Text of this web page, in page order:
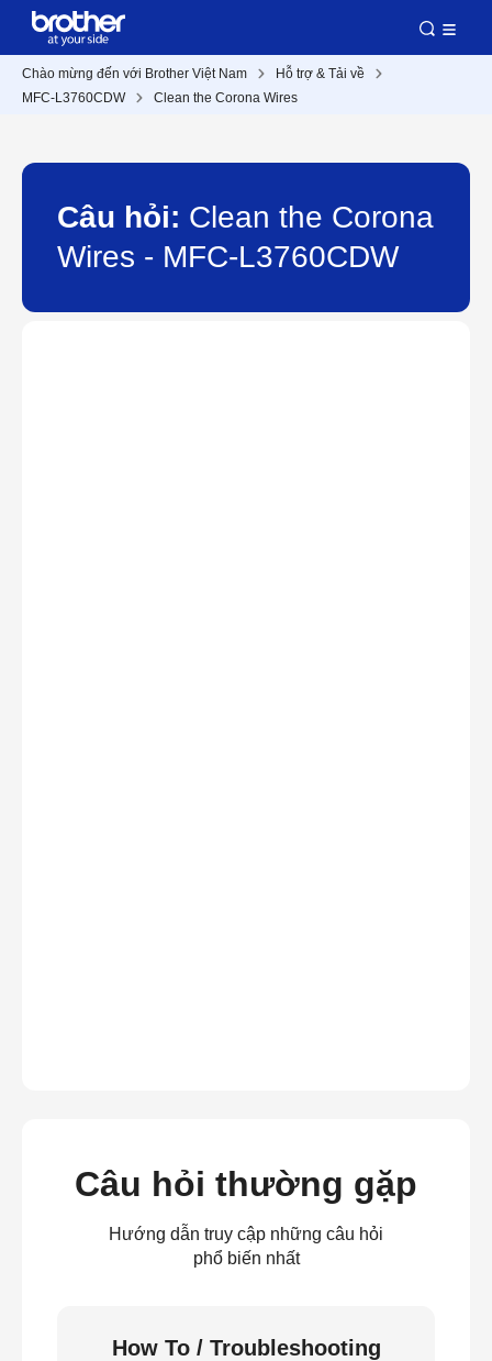
Chào mừng đến với Brother Việt Nam
Hỗ trợ & Tải về
MFC-L3760CDW
Clean the Corona Wires
Câu hỏi: Clean the Corona
Wires - MFC-L3760CDW
Câu hỏi thường gặp
Hướng dẫn truy cập những câu hỏi
phổ biến nhất
How To / Troubleshooting